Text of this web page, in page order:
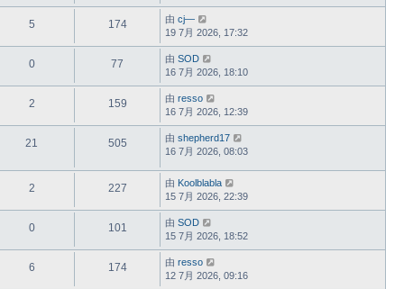
5 174 由 cj—
19 7月 2026, 17:32
0 77 由 SOD
16 7月 2026, 18:10
2 159 由 resso
16 7月 2026, 12:39
21 505 由 shepherd17
16 7月 2026, 08:03
2 227 由 Koolblabla
15 7月 2026, 22:39
0 101 由 SOD
15 7月 2026, 18:52
6 174 由 resso
12 7月 2026, 09:16